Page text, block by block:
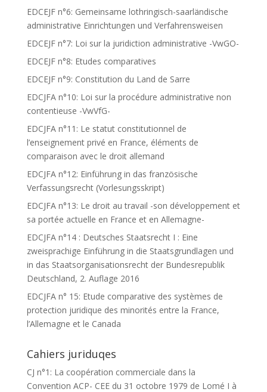
EDCEJF n°6: Gemeinsame lothringisch-saarländische
administrative Einrichtungen und Verfahrensweisen
EDCEJF n°7: Loi sur la juridiction administrative -VwGO-
EDCEJF n°8: Etudes comparatives
EDCEJF n°9: Constitution du Land de Sarre
EDCJFA n°10: Loi sur la procédure administrative non
contentieuse -VwVfG-
EDCJFA n°11: Le statut constitutionnel de
l’enseignement privé en France, éléments de
comparaison avec le droit allemand
EDCJFA n°12: Einführung in das französische
Verfassungsrecht (Vorlesungsskript)
EDCJFA n°13: Le droit au travail -son développement et
sa portée actuelle en France et en Allemagne-
EDCJFA n°14 : Deutsches Staatsrecht I : Eine
zweisprachige Einführung in die Staatsgrundlagen und
in das Staatsorganisationsrecht der Bundesrepublik
Deutschland, 2. Auflage 2016
EDCJFA n° 15: Etude comparative des systèmes de
protection juridique des minorités entre la France,
l’Allemagne et le Canada
Cahiers juriduqes
CJ n°1: La coopération commerciale dans la
Convention ACP- CEE du 31 octobre 1979 de Lomé I à